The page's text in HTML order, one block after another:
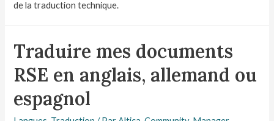
de la traduction technique.
Traduire mes documents
RSE en anglais, allemand ou
espagnol